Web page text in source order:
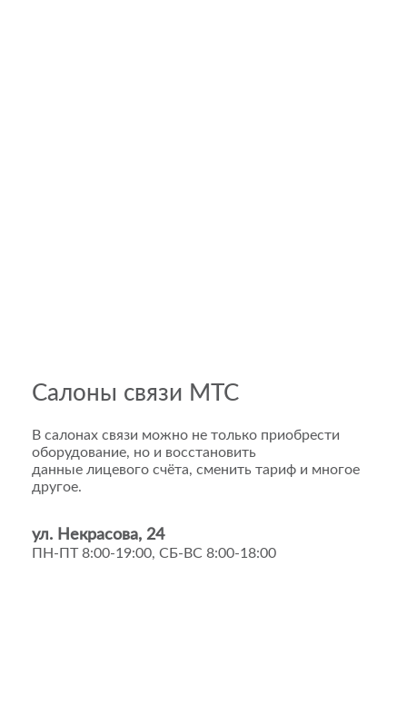
Салоны связи МТС
В салонах связи можно не только приобрести
оборудование, но и восстановить
данные лицевого счёта, сменить тариф и многое
другое.
ул. Некрасова, 24
ПН-ПТ 8:00-19:00, СБ-ВС 8:00-18:00